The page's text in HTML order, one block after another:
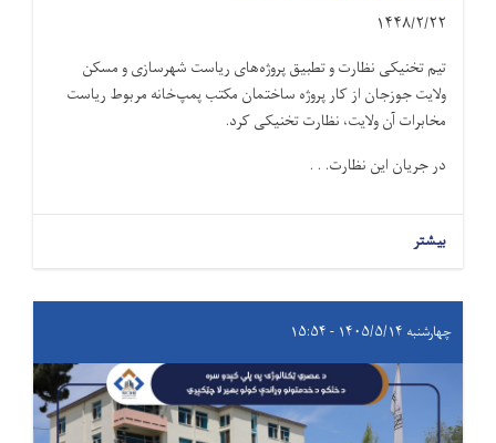
۱۴۴۸/۲/۲۲
تیم تخنیکی نظارت و تطبیق پروژه‌های ریاست شهرسازی و مسکن
ولایت جوزجان از کار پروژه ساختمان مکتب پمپ‌خانه مربوط ریاست
مخابرات آن ولایت، نظارت تخنیکی کرد.
در جریان این نظارت. . .
بیشتر
چهارشنبه ۱۴۰۵/۵/۱۴ - ۱۵:۵۴